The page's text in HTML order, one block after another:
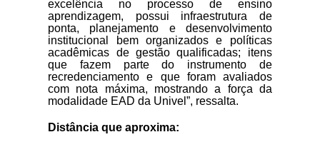
excelência no processo de ensino
aprendizagem, possui infraestrutura de
ponta, planejamento e desenvolvimento
institucional bem organizados e políticas
acadêmicas de gestão qualificadas; itens
que fazem parte do instrumento de
recredenciamento e que foram avaliados
com nota máxima, mostrando a força da
modalidade EAD da Univel”, ressalta.
Distância que aproxima: